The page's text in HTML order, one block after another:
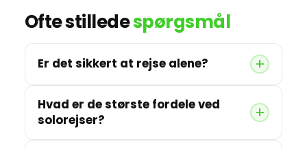
Ofte stilledespørgsmål
Er det sikkert at rejse alene?
Hvad er de største fordele ved
solorejser?